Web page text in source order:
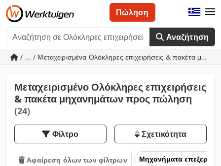
Αναζήτηση
Πώληση
/ ... / Μεταχειρισμένα Ολόκληρες επιχειρήσεις & πακέτα
Μεταχειρισμένο Ολόκληρες επιχειρήσεις
& πακέτα μηχανημάτων προς πώληση
(24)
Φίλτρο Σχετικότητα
Αφαίρεση όλων των φίλτρων Μηχανήματα